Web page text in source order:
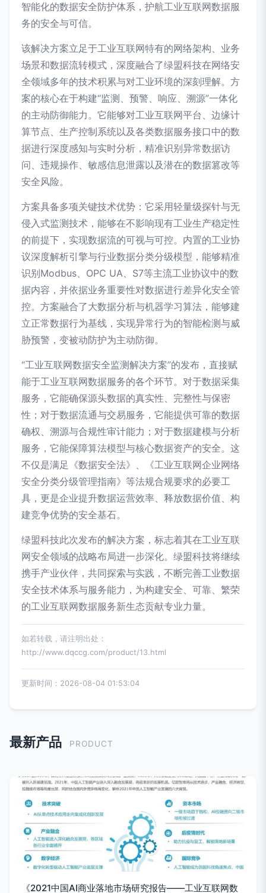
智能化的数据安全防护体系，护航工业互联网数据服
务的安全与可信。
该解决方案立足于工业互联网特有的网络架构、业务
场景和数据流转模式，深度融合了绿盟科技在网络安
全领域多年的技术积累与对工业环境的深刻理解。方
案的核心在于构建“监测、预警、响应、溯源”一体化
的主动防御能力。它能够对工业互联网平台、边缘计
算节点、生产控制系统以及各类数据服务接口中的数
据进行深度感知与实时分析，精准识别异常数据访
问、违规操作、敏感信息泄露以及潜在的数据篡改等
安全风险。
方案具备多项关键技术优势：它采用轻量级探针与无
侵入式监测技术，能够在不影响现有工业生产稳定性
的前提下，实现数据流的可视与可控。内置的工业协
议深度解析引擎与行业数据分类分级模型，能够精准
识别Modbus、OPC UA、S7等主流工业协议中的数
据内容，并依据业务重要性对数据进行差异化安全管
控。方案融合了大数据分析与机器学习算法，能够建
立正常数据行为基线，实现异常行为的智能检测与威
胁预警，变被动防护为主动防御。
“工业互联网数据安全监测解决方案”的发布，直接赋
能于工业互联网数据服务的各个环节。对于数据采集
服务，它能确保源头数据的真实性、完整性与保密
性；对于数据流通与交易服务，它能提供可靠的数据
确权、溯源与合规性审计能力；对于数据建模与分析
服务，它能保障算法模型与核心数据资产的安全。这
不仅是满足《数据安全法》、《工业互联网企业网络
安全分类分级管理指南》等法规合规要求的必要工
具，更是企业提升数据运营效率、释放数据价值、构
建竞争优势的安全基石。
绿盟科技此次发布的解决方案，标志着其在工业互联
网安全领域的战略布局进一步深化。绿盟科技将继续
携手产业伙伴，共同探索与实践，不断完善工业数据
安全技术体系与服务能力，为构建安全、可靠、繁荣
的工业互联网数据服务新生态贡献专业力量。
如若转载，请注明出处：
http://www.dqccg.com/product/13.html
更新时间：2026-08-04 01:53:04
最新产品 PRODUCT
《2021中国AI商业落地市场研究报告——工业互联网数